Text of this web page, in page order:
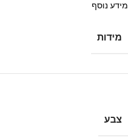
מידע נוסף
מידות
צבע